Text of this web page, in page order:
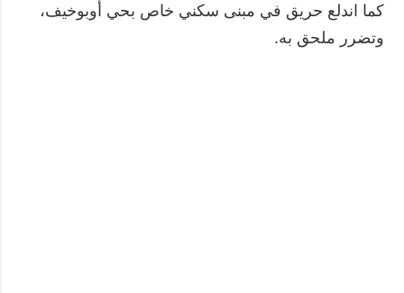
كما اندلع حريق في مبنى سكني خاص بحي أوبوخيف،
وتضرر ملحق به.